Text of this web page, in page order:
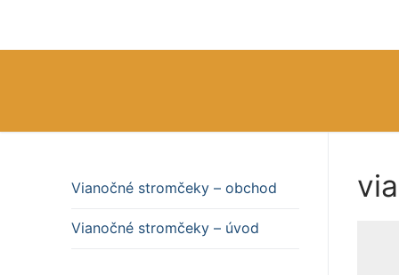
obsah
Vianočné stromčeky – obchod
Vianočné stromčeky – úvod